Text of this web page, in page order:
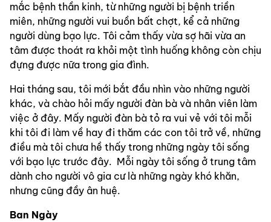
mắc bệnh thần kinh, từ những người bị bệnh triền
miên, những người vui buồn bất chợt, kể cả những
người dùng bạo lực. Tôi cảm thấy vừa sợ hãi vừa an
tâm được thoát ra khỏi một tình huống không còn chịu
đựng được nữa trong gia đình.
Hai tháng sau, tôi mới bắt đầu nhìn vào những người
khác, và chào hỏi mấy người đàn bà và nhân viên làm
việc ở đây. Mấy người đàn bà tỏ ra vui vẻ với tôi mỗi
khi tôi đi làm về hay đi thăm các con tôi trở về, những
điều mà tôi chưa hề thấy trong những ngày tôi sống
với bạo lực trước đây.  Mỗi ngày tôi sống ở trung tâm
dành cho người vô gia cư là những ngày khó khăn,
nhưng cũng đầy ân huệ.
Ban Ngày